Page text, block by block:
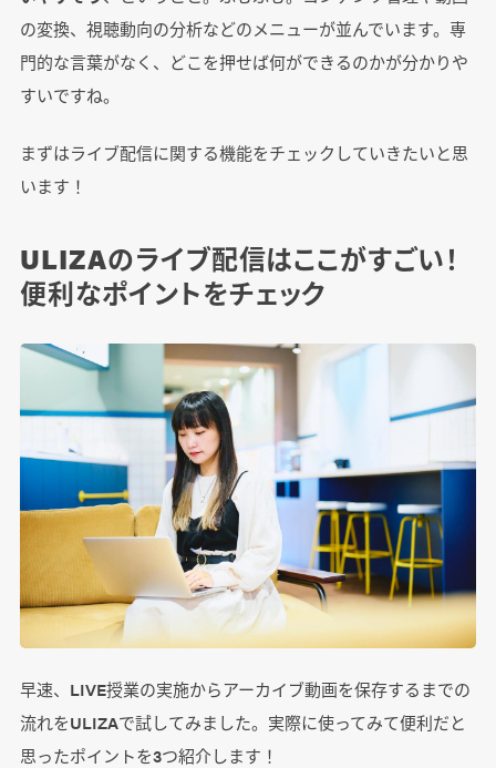
の変換、視聴動向の分析などのメニューが並んでいます。専
門的な言葉がなく、どこを押せば何ができるのかが分かりや
すいですね。
まずはライブ配信に関する機能をチェックしていきたいと思
います！
ULIZAのライブ配信はここがすごい！
便利なポイントをチェック
早速、LIVE授業の実施からアーカイブ動画を保存するまでの
流れをULIZAで試してみました。実際に使ってみて便利だと
思ったポイントを3つ紹介します！